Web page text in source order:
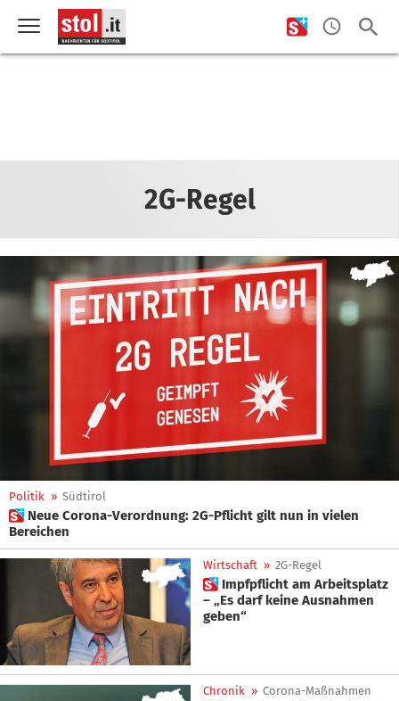
2G-Regel
Politik » Südtirol
 Neue Corona-Verordnung: 2G-Pflicht gilt nun in vielen
Bereichen
Wirtschaft » 2G-Regel
 Impfpflicht am Arbeitsplatz
– „Es darf keine Ausnahmen
geben“
Chronik » Corona-Maßnahmen